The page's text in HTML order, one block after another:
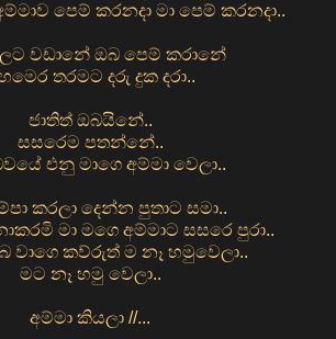
පෙම් කරනදා මා පෙම් කරනදා..
වඩානේ ඔබ පෙම් කරානේ
තරමට දරු දුක දරා..
ජාතිත් ඔබයිනේ..
සසරෙම පතන්නේ..
එනු මාගෙ අම්මා වෙලා..
කරලා දෙන්න පුතාට සමා..
මා මගෙ අම්මාට සසරෙ පුරා..
වාගෙ කව්රුත් ම නෑ හමුවෙලා..
මට නෑ හමු වෙලා..
අම්මා කියලා //...